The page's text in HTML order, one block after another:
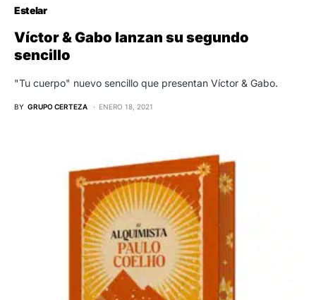
Estelar
Víctor & Gabo lanzan su segundo
sencillo
"Tu cuerpo" nuevo sencillo que presentan Víctor & Gabo.
BY GRUPO CERTEZA ENERO 18, 2021